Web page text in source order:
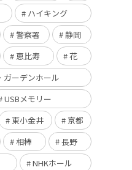
ハイキング
警察署
静岡
恵比寿
花
ガーデンホール
USBメモリー
東小金井
京都
相棒
長野
NHKホール